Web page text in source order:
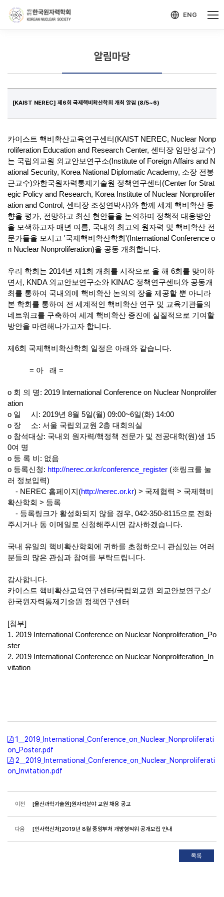
ENG
알림마당
[KAIST NEREC] 제6회 국제핵비확산학회 개최 알림 (8/5~6)
카이스트 핵비확산교육연구센터(KAIST NEREC, Nuclear Nonp
roliferation Education and Research Center, 센터장 임만성교수)
는 국립외교원 외교안보연구소(Institute of Foreign Affairs and N
ational Security, Korea National Diplomatic Academy, 소장 전봉
근교수)와한국원자력통제기술원 정책연구센터 (Center for Strat
egic Policy and Research, Korea Institute of Nuclear Nonprolifer
ation and Control, 센터장 조성연박사)와 함께 세계 핵비확산 동
향을 평가, 전망하고 최신 현안들을 논의하며 정책적 대응방안
을 모색하고자 매년 여름, 국내외 최고의 원자력 및 핵비확산 전
문가들을 모시고 '국제핵비확산학회 '(International Conference o
n Nuclear Nonproliferation)을 공동 개최합니다.
우리 학회는 2014년 제 1회 개최를 시작으로 올 해 6회를 맞이하
면서 , KNDA 외교안보연구소와 KINAC 정책연구센터와 공동개
최를 통하여 국내외에 핵비확산 논의의 장을 제공할 뿐 아니라
본 학회를 통하여 전 세계적인 핵비확산 연구 및 교육기관들의
네트워크를 구축하여 세계 핵비확산 증진에 실질적으로 기여할
방안을 마련해나가고자 합니다.
제6회 국제핵비확산학회 일정은 아래와 같습니다.
= 아 래 =
o 회 의 명: 2019 International Conference on Nuclear Nonprolifer
ation
o 일 시 : 2019년 8월 5일(월) 09:00~6일(화) 14:00
o 장 소: 서울 국립외교원 2층 대회의실
o 참석대상: 국내외 원자력/핵정책 전문가 및 전공대학(원)생 15
0여 명
o 등 록 비: 없음
o 등록신청: http://nerec.or.kr/conference_register (※링크를 눌
러 정보입력)
- NEREC 홈페이지 (http://nerec.or.kr) > 국제협력 > 국제핵비
확산학회 > 등록
- 등록링크가 활성화되지 않을 경우, 042-350-8115으로 전화
주시거나 동 이메일로 신청해주시면 감사하겠습니다.
국내 유일의 핵비확산학회에 귀하를 초청하오니 관심있는 여러
분들의 많은 관심과 참여를 부탁드립니다.
감사합니다.
카이스트 핵비확산교육연구센터/국립외교원 외교안보연구소/
한국원자력통제기술원 정책연구센터
[첨부]
1. 2019 International Conference on Nuclear Nonproliferation_Po
ster
2. 2019 International Conference on Nuclear Nonproliferation_In
vitation
1__2019_International_Conference_on_Nuclear_Nonproliferati
on_Poster.pdf
2__2019_International_Conference_on_Nuclear_Nonproliferati
on_Invitation.pdf
이전 [울산과학기술원]원자력분야 교원 채용 공고
다음 [인사혁신처]2019년 8월 중앙부처 개방형직위 공개모집 안내